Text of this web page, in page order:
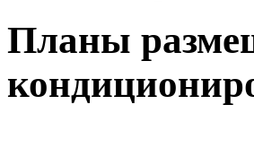
Планы